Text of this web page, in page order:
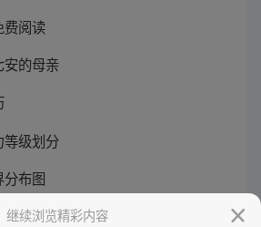
费阅读
安的母亲
级划分
布图
介
继续浏览精彩内容